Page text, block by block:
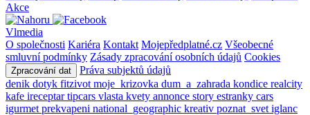
Akce
Vlmedia
O společnosti Kariéra Kontakt Mojepředplatné.cz Všeobecné
smluvní podmínky Zásady zpracování osobních údajů Cookies
Zpracování dat
Práva subjektů údajů
denik dotyk fitzivot moje_krizovka dum_a_zahrada kondice realcity
kafe ireceptartipcars vlasta kvety annonce story estranky cars
igurmet prekvapeni national_geographic kreativ poznat_svet iglanc